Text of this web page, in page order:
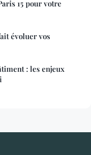
15 pour votre
évoluer vos
: les enjeux